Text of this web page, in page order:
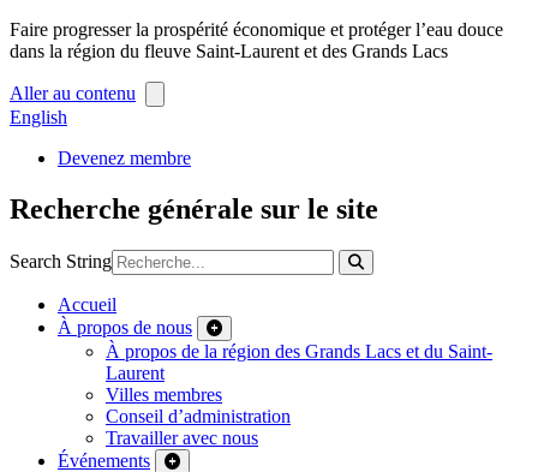
Faire progresser la prospérité économique et protéger l’eau douce
dans la région du fleuve Saint-Laurent et des Grands Lacs
Aller au contenu
English
Devenez membre
Recherche générale sur le site
Search String
Accueil
À propos de nous
À propos de la région des Grands Lacs et du Saint-
Laurent
Villes membres
Conseil d’administration
Travailler avec nous
Événements